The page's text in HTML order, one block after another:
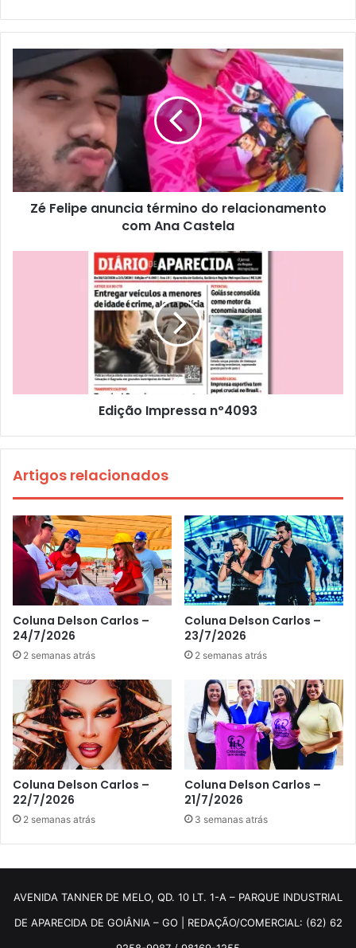
Zé Felipe anuncia término do relacionamento
com Ana Castela
Edição Impressa nº4093
Artigos relacionados
Coluna Delson Carlos –
24/7/2026
2 semanas atrás
Coluna Delson Carlos –
23/7/2026
2 semanas atrás
Coluna Delson Carlos –
22/7/2026
2 semanas atrás
Coluna Delson Carlos –
21/7/2026
3 semanas atrás
AVENIDA TANNER DE MELO, QD. 10 LT. 1-A – PARQUE INDUSTRIAL
DE APARECIDA DE GOIÂNIA – GO | REDAÇÃO/COMERCIAL: (62) 62